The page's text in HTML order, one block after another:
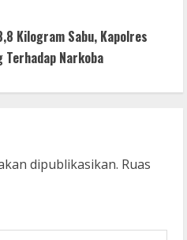
Kilogram Sabu, Kapolres
Terhadap Narkoba
dipublikasikan. Ruas